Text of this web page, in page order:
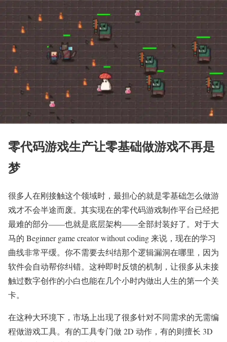
零代码游戏生产让零基础做游戏不再是
梦
很多人在刚接触这个领域时，最担心的就是零基础怎么做游
戏才不会半途而废。其实现在的零代码游戏制作平台已经把
最难的部分——也就是底层架构——全部封装好了。对于大
马的 Beginner game creator without coding 来说，现在的学习
曲线非常平缓。你不需要去纠结那个逻辑漏洞在哪里，因为
软件会自动帮你纠错。这种即时反馈的机制，让很多从未接
触过数字创作的小白也能在几个小时内做出人生的第一个关
卡。
在这种大环境下，市场上出现了很多针对不同需求的无需编
程做游戏工具。有的工具专门做 2D 动作，有的则擅长 3D